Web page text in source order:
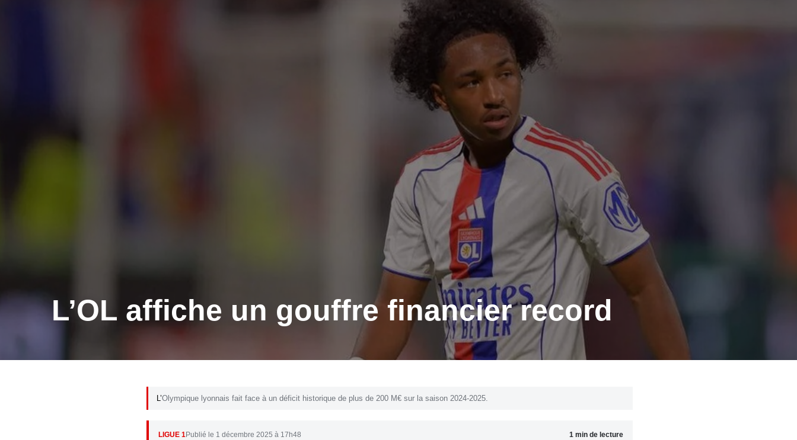
L’OL affiche un gouffre financier record
L’Olympique lyonnais fait face à un déficit historique de plus de 200 M€ sur la saison 2024-2025.
LIGUE 1Publié le 1 décembre 2025 à 17h48 1 min de lecture